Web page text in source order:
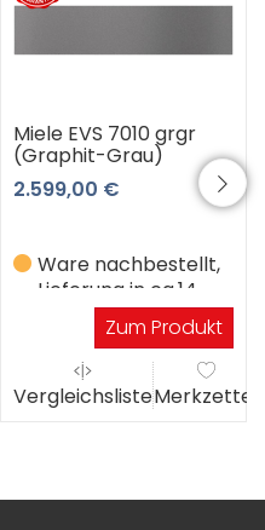
Miele EVS 7010 grgr
(Graphit-Grau)
2.599,00 €
Ware nachbestellt,
Lieferung in ca.14
WerktagenZum Produkt
VergleichslisteMerkzettel